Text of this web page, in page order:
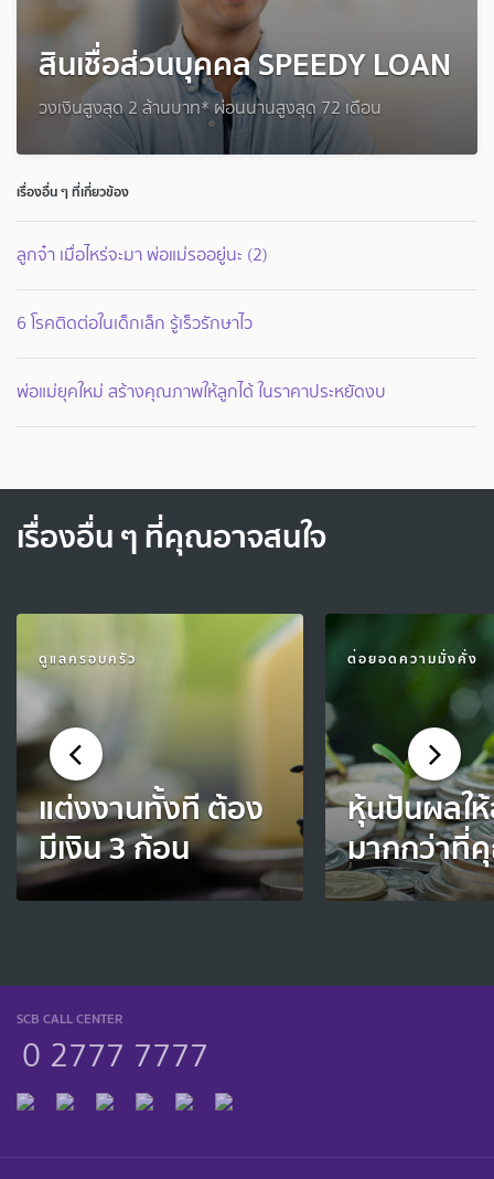
สินเชื่อส่วนบุคคล SPEEDY LOAN
วงเงินสูงสุด 2 ล้านบาท* ผ่อนนานสูงสุด 72 เดือน
เรื่องอื่น ๆ ที่เกี่ยวข้อง
ลูกจ๋า เมื่อไหร่จะมา พ่อแม่รออยู่นะ (2)
6 โรคติดต่อในเด็กเล็ก รู้เร็วรักษาไว
พ่อแม่ยุคใหม่ สร้างคุณภาพให้ลูกได้ ในราคาประหยัดงบ
เรื่องอื่น ๆ ที่คุณอาจสนใจ
ดูแลครอบครัว
แต่งงานทั้งที ต้อง
มีเงิน 3 ก้อน
ต่อยอดความมั่งคั่ง
หุ้นปันผลให้
มากกว่าที่
SCB CALL CENTER
0 2777 7777